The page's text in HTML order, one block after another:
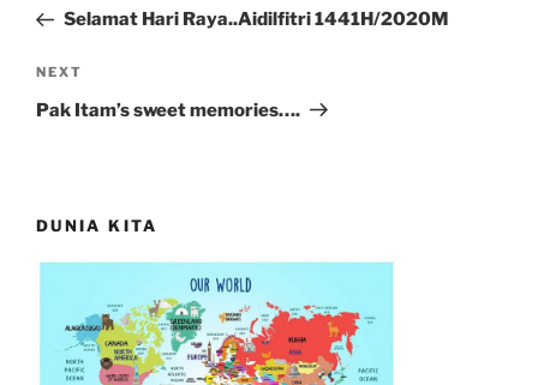
PostSelamat Hari Raya..Aidilfitri 1441H/2020M
Next
Post
NEXT
Pak Itam’s sweet memories….
DUNIA KITA